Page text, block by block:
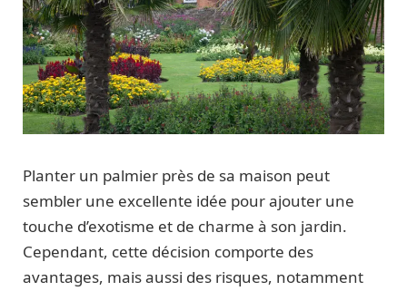
Planter un palmier près de sa maison peut
sembler une excellente idée pour ajouter une
touche d’exotisme et de charme à son jardin.
Cependant, cette décision comporte des
avantages, mais aussi des risques, notamment